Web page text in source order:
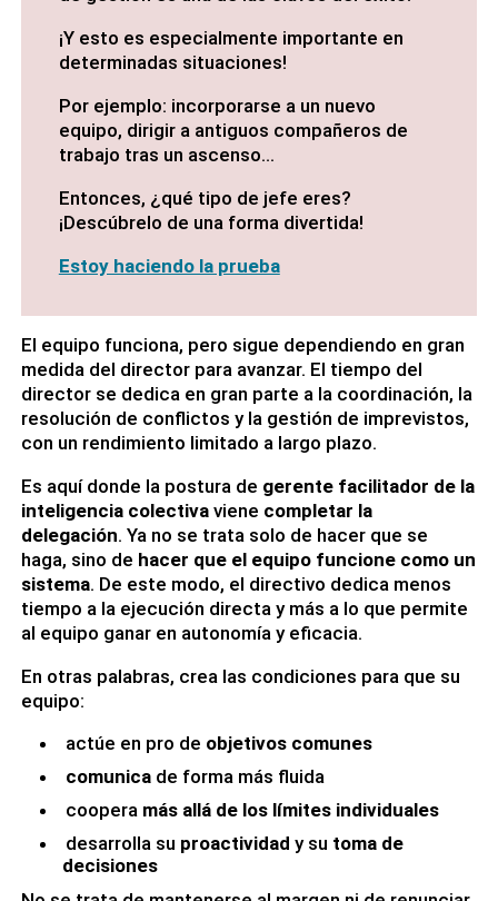
¡Y esto es especialmente importante en
determinadas situaciones!
Por ejemplo: incorporarse a un nuevo
equipo, dirigir a antiguos compañeros de
trabajo tras un ascenso…
Entonces, ¿qué tipo de jefe eres?
¡Descúbrelo de una forma divertida!
Estoy haciendo la prueba
El equipo funciona, pero sigue dependiendo en gran
medida del director para avanzar. El tiempo del
director se dedica en gran parte a la coordinación, la
resolución de conflictos y la gestión de imprevistos,
con un rendimiento limitado a largo plazo.
Es aquí donde la postura de gerente facilitador de la
inteligencia colectivaviene completar la
delegación. Ya no se trata solo de hacer que se
haga, sino de hacer que el equipo funcione como un
sistema. De este modo, el directivo dedica menos
tiempo a la ejecución directa y más a lo que permite
al equipo ganar en autonomía y eficacia.
En otras palabras, crea las condiciones para que su
equipo:
actúe en pro de objetivos comunes
comunicade forma más fluida
coopera más allá de los límites individuales
desarrolla su proactividad y su toma de
decisiones